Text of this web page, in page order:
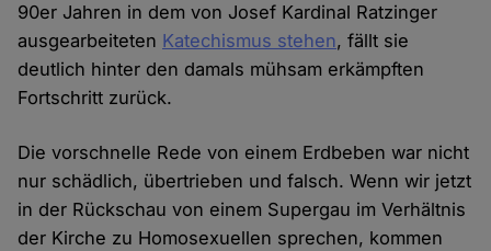
90er Jahren in dem von Josef Kardinal Ratzinger
ausgearbeiteten Katechismus stehen, fällt sie
deutlich hinter den damals mühsam erkämpften
Fortschritt zurück.
Die vorschnelle Rede von einem Erdbeben war nicht
nur schädlich, übertrieben und falsch. Wenn wir jetzt
in der Rückschau von einem Supergau im Verhältnis
der Kirche zu Homosexuellen sprechen, kommen